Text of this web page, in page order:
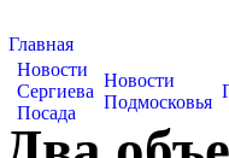
Главная
Новости
Сергиева
Посада
Новости
Подмосковья